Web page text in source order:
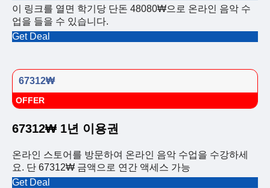
이 링크를 열면 학기당 단돈 48080₩으로 온라인 음악 수
업을 들을 수 있습니다.
Get Deal
67312₩
OFFER
67312₩ 1년 이용권
온라인 스토어를 방문하여 온라인 음악 수업을 수강하세
요. 단 67312₩ 금액으로 연간 액세스 가능
Get Deal